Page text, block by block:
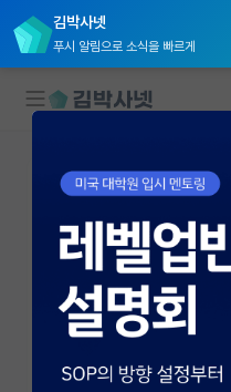
김박사넷
푸시 알림으로 소식을 빠르게
대학원생 모집
국내대학원 정보
연구실&오픈랩
연구실&오픈랩 홈
오픈랩 전체보기